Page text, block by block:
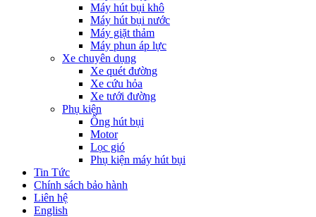
Máy hút bụi khô
Máy hút bụi nước
Máy giặt thảm
Máy phun áp lực
Xe chuyên dụng
Xe quét đường
Xe cứu hỏa
Xe tưới đường
Phụ kiện
Ống hút bụi
Motor
Lọc gió
Phụ kiện máy hút bụi
Tin Tức
Chính sách bảo hành
Liên hệ
English